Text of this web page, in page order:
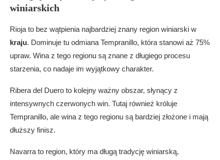
winiarskich
Rioja to bez wątpienia najbardziej znany region winiarski w
kraju. Dominuje tu odmiana Tempranillo, która stanowi aż 75%
upraw. Wina z tego regionu są znane z długiego procesu
starzenia, co nadaje im wyjątkowy charakter.
Ribera del Duero to kolejny ważny obszar, słynący z
intensywnych czerwonych win. Tutaj również króluje
Tempranillo, ale wina z tego regionu są bardziej złożone i mają
dłuższy finisz.
Navarra to region, który ma długą tradycję winiarską,